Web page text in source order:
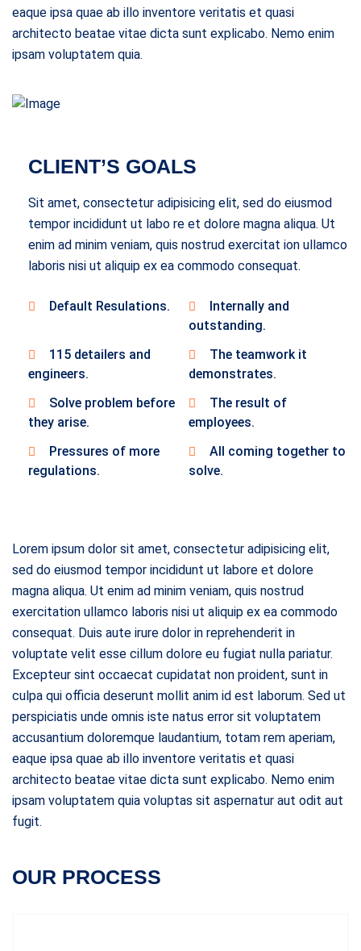
eaque ipsa quae ab illo inventore veritatis et quasi
architecto beatae vitae dicta sunt explicabo. Nemo enim
ipsam voluptatem quia.
CLIENT’S GOALS
Sit amet, consectetur adipisicing elit, sed do eiusmod
tempor incididunt ut labo re et dolore magna aliqua. Ut
enim ad minim veniam, quis nostrud exercitat ion ullamco
laboris nisi ut aliquip ex ea commodo consequat.
Default Resulations.
Internally and
outstanding.
115 detailers and
engineers.
The teamwork it
demonstrates.
Solve problem before
they arise.
The result of
employees.
Pressures of more
regulations.
All coming together to
solve.
Lorem ipsum dolor sit amet, consectetur adipisicing elit,
sed do eiusmod tempor incididunt ut labore et dolore
magna aliqua. Ut enim ad minim veniam, quis nostrud
exercitation ullamco laboris nisi ut aliquip ex ea commodo
consequat. Duis aute irure dolor in reprehenderit in
voluptate velit esse cillum dolore eu fugiat nulla pariatur.
Excepteur sint occaecat cupidatat non proident, sunt in
culpa qui officia deserunt mollit anim id est laborum. Sed ut
perspiciatis unde omnis iste natus error sit voluptatem
accusantium doloremque laudantium, totam rem aperiam,
eaque ipsa quae ab illo inventore veritatis et quasi
architecto beatae vitae dicta sunt explicabo. Nemo enim
ipsam voluptatem quia voluptas sit aspernatur aut odit aut
fugit.
OUR PROCESS